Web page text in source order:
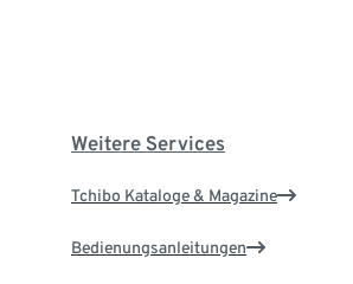
Weitere Services
Tchibo Kataloge & Magazine
Bedienungsanleitungen